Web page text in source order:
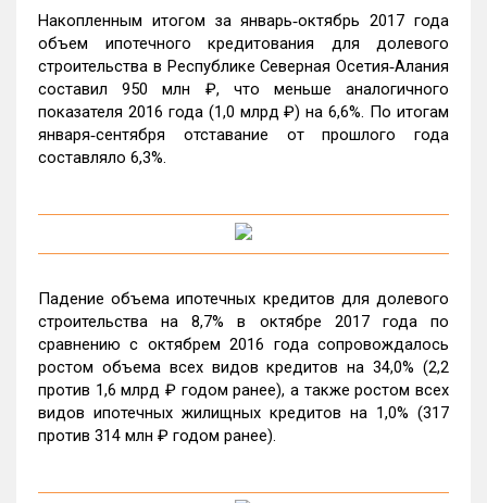
Накопленным итогом за январь‑октябрь 2017 года
объем ипотечного кредитования для долевого
строительства в Республике Северная Осетия‑Алания
составил 950 млн ₽, что меньше аналогичного
показателя 2016 года (1,0 млрд ₽) на 6,6%. По итогам
января‑сентября отставание от прошлого года
составляло 6,3%.
Падение объема ипотечных кредитов для долевого
строительства на 8,7% в октябре 2017 года по
сравнению с октябрем 2016 года сопровождалось
ростом объема всех видов кредитов на 34,0% (2,2
против 1,6 млрд ₽ годом ранее), а также ростом всех
видов ипотечных жилищных кредитов на 1,0% (317
против 314 млн ₽ годом ранее).